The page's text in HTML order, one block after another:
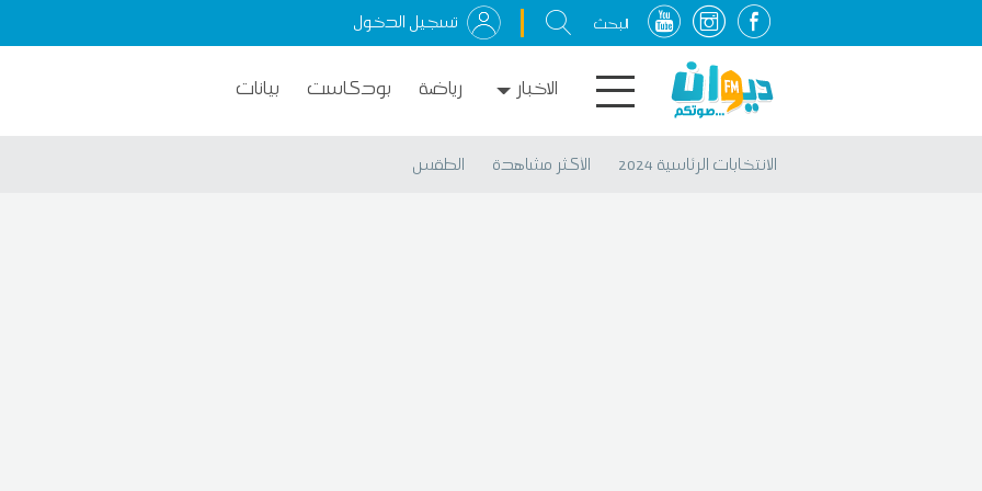
تسجيل الدخول
الاخبار رياضة بودكاست بيانات
الانتخابات الرئاسية 2024 الأكثر مشاهدة الطقس